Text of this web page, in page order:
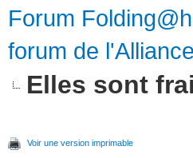
Forum
forum de
Elles sont
Voir une version imprimable